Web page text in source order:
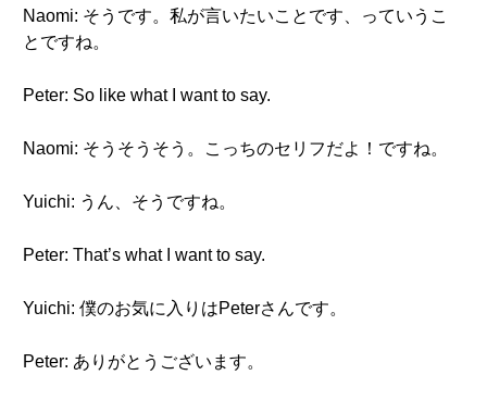
Naomi: そうです。私が言いたいことです、っていうこ
とですね。
Peter: So like what I want to say.
Naomi: そうそうそう。こっちのセリフだよ！ですね。
Yuichi: うん、そうですね。
Peter: That’s what I want to say.
Yuichi: 僕のお気に入りはPeterさんです。
Peter: ありがとうございます。